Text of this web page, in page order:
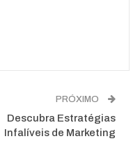
PRÓXIMO
Descubra Estratégias
Infalíveis de Marketing